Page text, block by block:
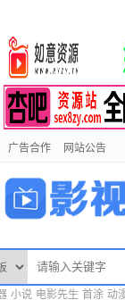
广告合作 网站公告
小说 电影先生 首涂 动